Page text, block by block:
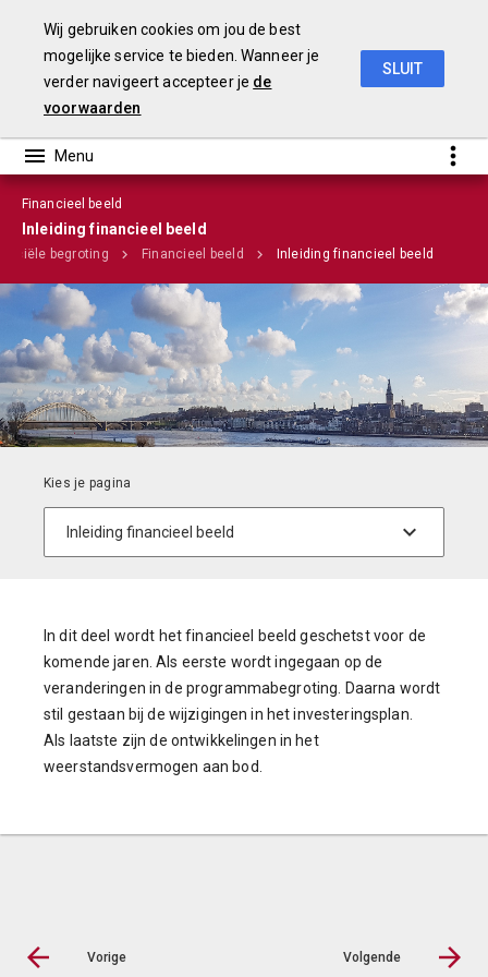
Financieel beeld
Inleiding financieel beeld
begroting Financieel beeld Inleiding financieel beeld
In dit deel wordt het financieel beeld geschetst voor de
komende jaren. Als eerste wordt ingegaan op de
veranderingen in de programmabegroting. Daarna wordt
stil gestaan bij de wijzigingen in het investeringsplan.
Als laatste zijn de ontwikkelingen in het
weerstandsvermogen aan bod.
Vorige Volgende
Wij gebruiken cookies om jou de best
mogelijke service te bieden. Wanneer je
verder navigeert accepteer je de
voorwaarden
SLUIT